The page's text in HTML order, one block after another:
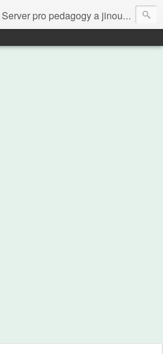
Server pro pedagogy a jinou zvířenu